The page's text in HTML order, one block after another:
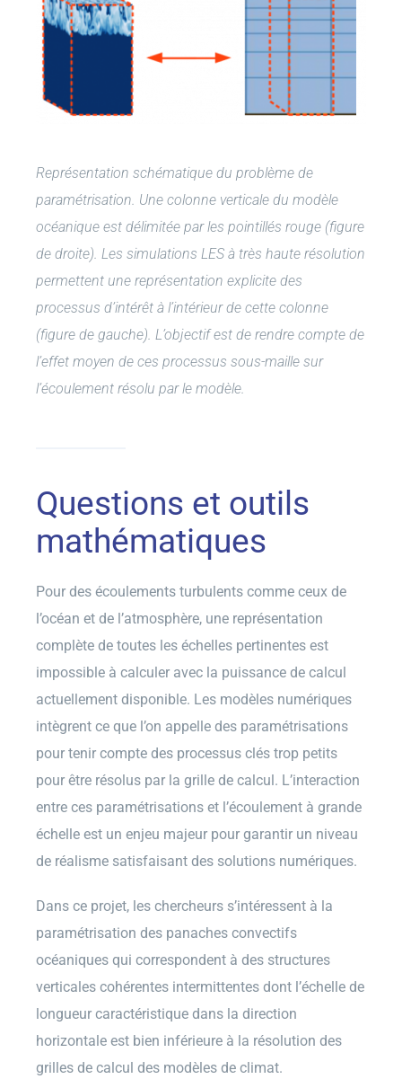
Représentation schématique du problème de
paramétrisation. Une colonne verticale du modèle
océanique est délimitée par les pointillés rouge (figure
de droite). Les simulations LES à très haute résolution
permettent une représentation explicite des
processus d’intérêt à l’intérieur de cette colonne
(figure de gauche). L’objectif est de rendre compte de
l’effet moyen de ces processus sous-maille sur
l’écoulement résolu par le modèle.
Questions et outils
mathématiques
Pour des écoulements turbulents comme ceux de
l’océan et de l’atmosphère, une représentation
complète de toutes les échelles pertinentes est
impossible à calculer avec la puissance de calcul
actuellement disponible. Les modèles numériques
intègrent ce que l’on appelle des paramétrisations
pour tenir compte des processus clés trop petits
pour être résolus par la grille de calcul. L’interaction
entre ces paramétrisations et l’écoulement à grande
échelle est un enjeu majeur pour garantir un niveau
de réalisme satisfaisant des solutions numériques.
Dans ce projet, les chercheurs s’intéressent à la
paramétrisation des panaches convectifs
océaniques qui correspondent à des structures
verticales cohérentes intermittentes dont l’échelle de
longueur caractéristique dans la direction
horizontale est bien inférieure à la résolution des
grilles de calcul des modèles de climat.